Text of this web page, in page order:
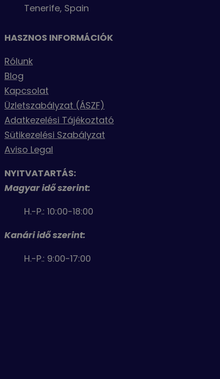
Tenerife, Spain
HASZNOS INFORMÁCIÓK
Rólunk
Blog
Kapcsolat
Üzletszabályzat (ÁSZF)
Adatkezelési Tájékoztató
Sütikezelési Szabályzat
Aviso Legal
NYITVATARTÁS:
Magyar idő szerint:
H.-P.: 10:00-18:00
Kanári idő szerint:
H.-P.: 9:00-17:00